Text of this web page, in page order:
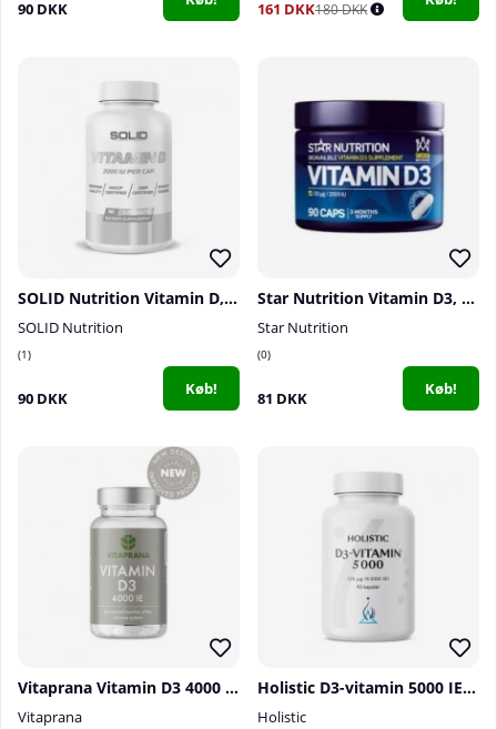
90 DKK 161 DKK180 DKK
SOLID Nutrition Vitamin D, 90 caps
SOLID Nutrition
1
90 DKK Køb!
Star Nutrition Vitamin D3, 90 caps
Star Nutrition
0
81 DKK Køb!
Vitaprana Vitamin D3 4000 IE, 110 caps
Vitaprana
Holistic D3-vitamin 5000 IE, 90 caps
Holistic